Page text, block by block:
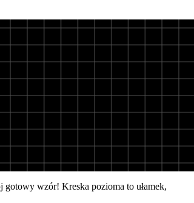
gotowy wzór! Kreska pozioma to ułamek,